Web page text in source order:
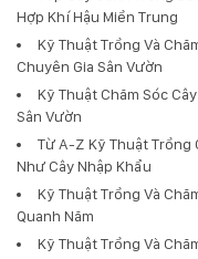
Hợp Khí Hậu Miền Trung
Kỹ Thuật Trồng Và
Chuyên Gia Sân Vườn
Kỹ Thuật Chăm Sóc
Sân Vườn
Từ A-Z Kỹ Thuật Trồng
Như Cây Nhập Khẩu
Kỹ Thuật Trồng Và
Quanh Năm
Kỹ Thuật Trồng Và